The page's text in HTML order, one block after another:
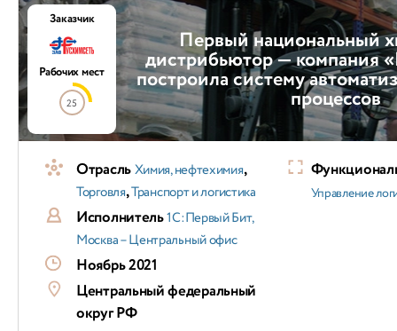
Первый национальный
дистрибьютор — компания
построила систему
процессов
Заказчик
Рабочих мест
25
ОтрасльХимия, нефтехимия,
Торговля,Транспорт и логистика
Исполнитель1С:Первый Бит,
Москва – Центральный офис
Ноябрь 2021
Центральный федеральный
округ РФ
Управление